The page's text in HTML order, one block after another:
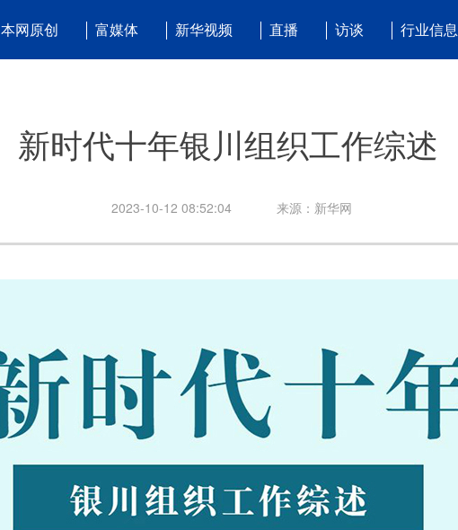
本网原创 富媒体 新华视频 直播 访谈 行业信息
新时代十年银川组织工作综述
2023-10-12 08:52:04 来源：新华网